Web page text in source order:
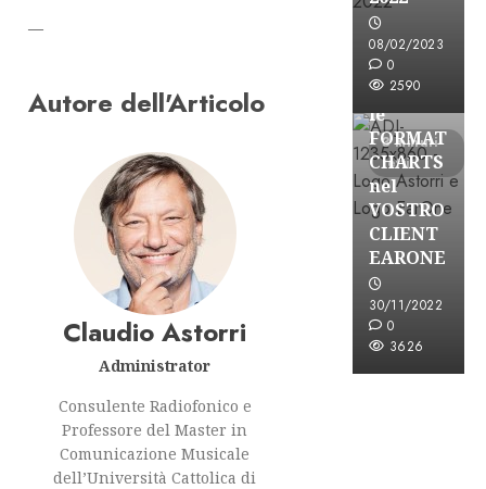
—
Autore dell'Articolo
Claudio Astorri
Administrator
Consulente Radiofonico e
Professore del Master in
Comunicazione Musicale
dell’Università Cattolica di
08/02/2023
0
2590
3 minuti
letti
Partnership
le
FORMAT
CHARTS
nel
VOSTRO
CLIENT
EARONE
30/11/2022
0
3626